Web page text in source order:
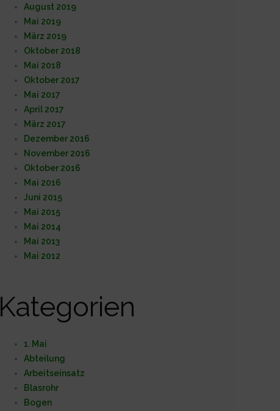
August 2019
Mai 2019
März 2019
Oktober 2018
Mai 2018
Oktober 2017
Mai 2017
April 2017
März 2017
Dezember 2016
November 2016
Oktober 2016
Mai 2016
Juni 2015
Mai 2015
Mai 2014
Mai 2013
Mai 2012
Kategorien
1. Mai
Abteilung
Arbeitseinsatz
Blasrohr
Bogen